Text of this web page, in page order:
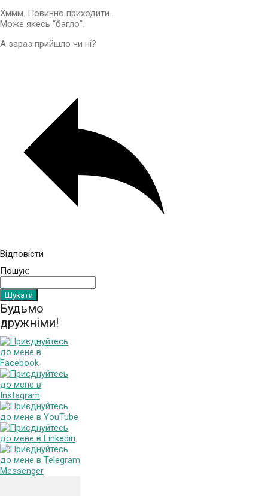
Хммм. Повинно приходити…
Може якесь “багло”.
А зараз прийшло чи ні?
Відповісти
Пошук:
Будьмо
дружніми!